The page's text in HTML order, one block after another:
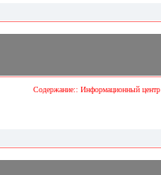
Содержание:: Информационный центр